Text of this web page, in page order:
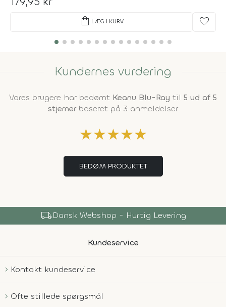
shopping_bag LÆG I KURV favorite
Kundernes vurdering
Vores brugere har bedømt Keanu Blu-Ray til 5 ud af 5
stjernerbaseret på 3 anmeldelser
★★★★★
BEDØM PRODUKTET
local_shippingDansk Webshop - Hurtig Levering
Kundeservice
Kontakt kundeservice
Ofte stillede spørgsmål